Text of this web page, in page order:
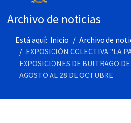
Archivo de noticias
Está aquí: Inicio
Archivo de
EXPOSICIÓN COLECTIVA "LA
EXPOSICIONES DE BUITRAGO
AGOSTO AL 28 DE OCTUBRE